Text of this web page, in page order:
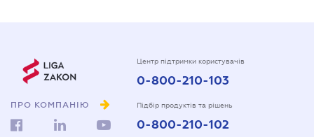
ПРО КОМПАНІЮ
Центр підтримки користувачів
0-800-210-103
Підбір продуктів та рішень
0-800-210-102